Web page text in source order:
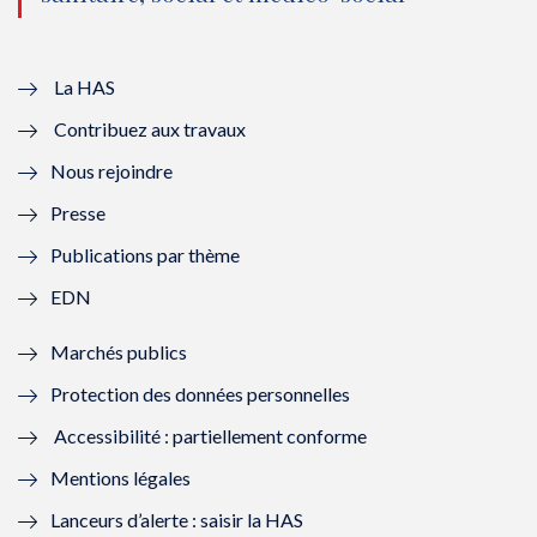
l
l
f
n
ê
t
r
e
e
n
ê
ê
t
ê
La HAS
Contribuez aux travaux
Nous rejoindre
Presse
Publications par thème
EDN
Marchés publics
Protection des données personnelles
Accessibilité : partiellement conforme
Mentions légales
Lanceurs d’alerte : saisir la HAS